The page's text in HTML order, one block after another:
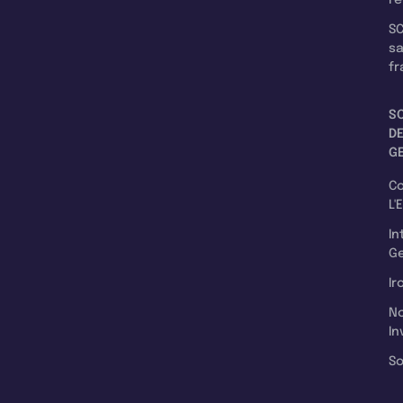
DE